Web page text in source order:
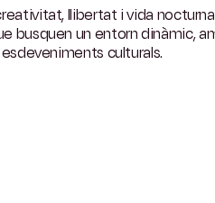
llibertat i vida
busquen un entorn dinàmic,
culturals.